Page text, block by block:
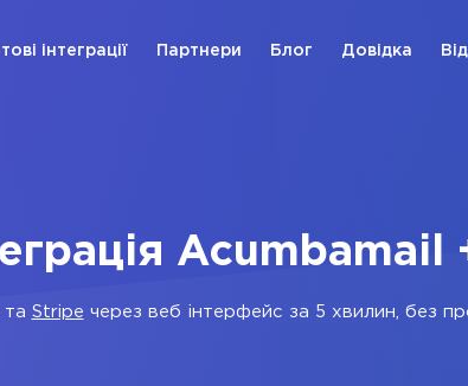
інтеграції Партнери Блог Довідка
Acumbamail
та Stripe через веб інтерфейс за 5 хвилин, без